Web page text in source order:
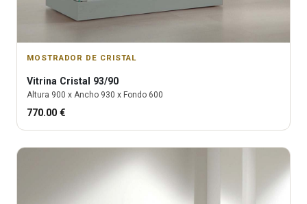
MOSTRADOR DE CRISTAL
Vitrina Cristal 93/90
Altura 900 x Ancho 930 x Fondo 600
770.00 €